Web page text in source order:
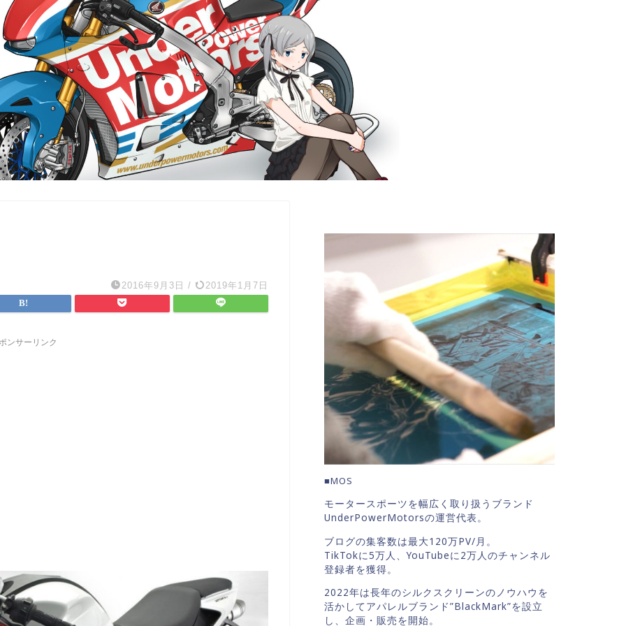
2016年9月3日 / 2019年1月7日
ンサーリンク
■MOS
モータースポーツを幅広く取り扱うブランド
UnderPowerMotorsの運営代表。
ブログの集客数は最大120万PV/月。
TikTokに5万人、YouTubeに2万人のチャンネル
登録者を獲得。
2022年は長年のシルクスクリーンのノウハウを
活かしてアパレルブランド”BlackMark”を設立
し、企画・販売を開始。